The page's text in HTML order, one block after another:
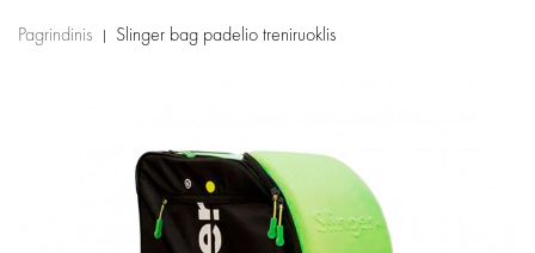
Pagrindinis Slinger bag padelio treniruoklis